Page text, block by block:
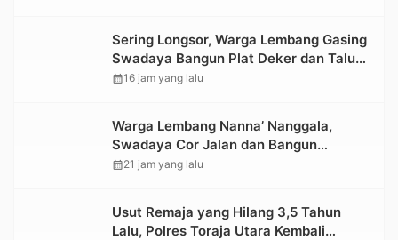
Sering Longsor, Warga Lembang Gasing
Swadaya Bangun Plat Deker dan Talut
Jalan Penghubung Antar Lembang
calendar_month16 jam yang lalu
Warga Lembang Nanna’ Nanggala,
Swadaya Cor Jalan dan Bangun
Jembatan
calendar_month21 jam yang lalu
Usut Remaja yang Hilang 3,5 Tahun
Lalu, Polres Toraja Utara Kembali